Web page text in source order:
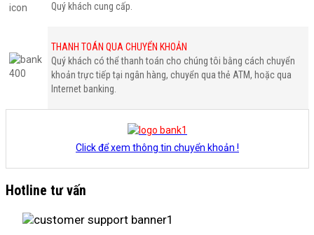
Quý khách cung cấp.
THANH TOÁN QUA CHUYỂN KHOẢN
Quý khách có thể thanh toán cho chúng tôi bằng cách chuyển
khoản trực tiếp tại ngân hàng, chuyển qua thẻ ATM, hoặc qua
Internet banking.
Click để xem thông tin chuyển khoản !
Hotline tư vấn